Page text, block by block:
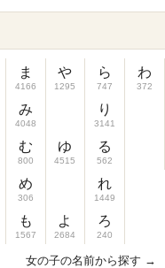
ま
4166
み
4048
む
800
め
306
も
1567
や
1295
ゆ
4515
よ
2684
ら
747
り
3141
る
562
れ
1449
ろ
240
わ
372
女の子の名前から探す →